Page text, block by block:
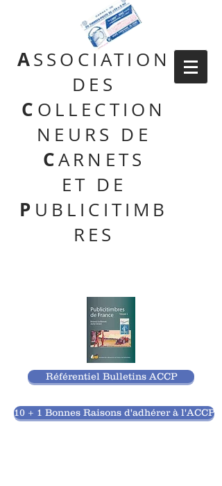
ASSOCIATION
DES
C OLLECTION
NEURS DE
CARNETS
ET DE
P UBLICITIMB
RES
Référentiel Bulletins ACCP
10 + 1 Bonnes Raisons d'adhérer à l'ACCP